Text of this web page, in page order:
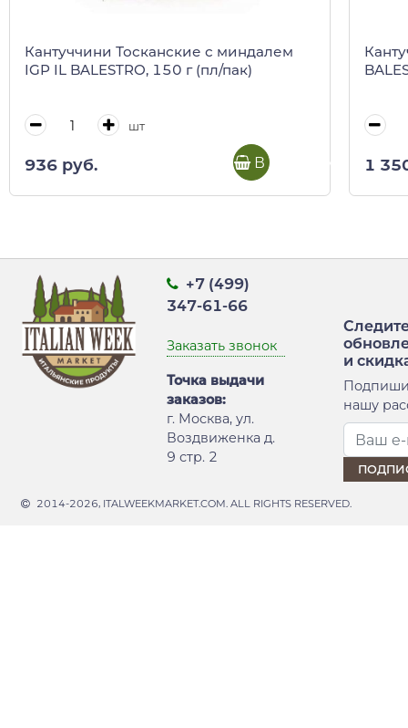
Кантуччини Тосканские с миндалем
IGP IL BALESTRO, 150 г (пл/пак)
шт
936 руб. В корзину 1
+7 (499)
347-61-66
Заказать звонок
Точка выдачи
заказов:
г. Москва, ул.
Воздвиженка д.
9 стр. 2
и
нашу
2014-2026, ITALWEEKMARKET.COM. ALL RIGHTS RESERVED.